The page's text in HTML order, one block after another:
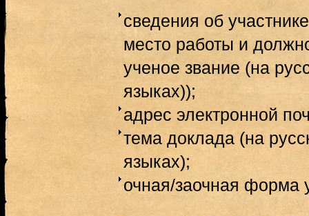
сведения об
место работы и
ученое звание (на
языках));
адрес электронной
тема доклада (на
языках);
очная/заочная форма